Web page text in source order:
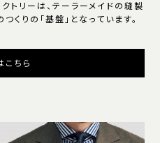
トリーは、テーラーメイドの縫製
くりの「基盤」となっています。
こちら